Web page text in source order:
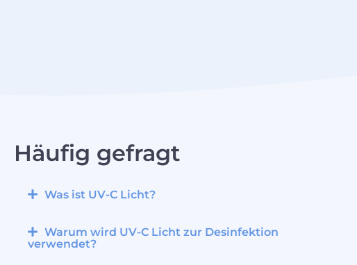
Häufig gefragt
Was ist UV-C Licht?
Warum wird UV-C Licht zur Desinfektion
verwendet?